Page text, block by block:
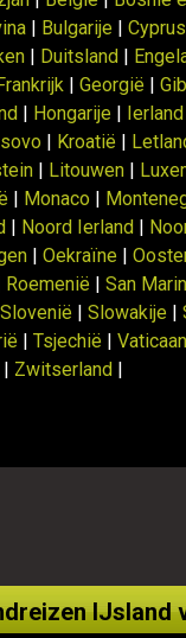
Bulgarije Cyprus
Duitsland
Frankrijk Georgië
Hongarije Ierland
Kroatië
Litouwen
Monaco
Noord Ierland
Oekraïne
Roemenië San
Slovenië Slowakije
Tsjechië
Zwitserland
IJsland